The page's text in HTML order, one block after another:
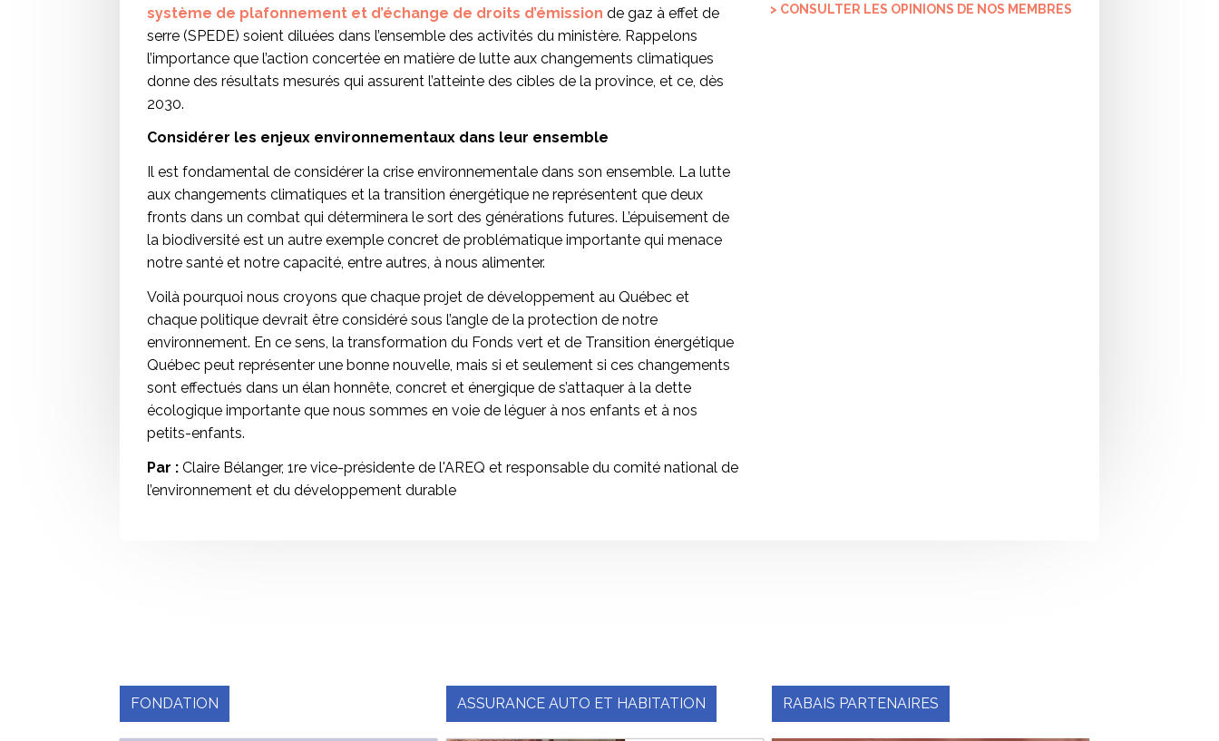
système de plafonnement et d’échange de droits d’émission de gaz à effet de
serre (SPEDE) soient diluées dans l’ensemble des activités du ministère. Rappelons
l’importance que l’action concertée en matière de lutte aux changements climatiques
donne des résultats mesurés qui assurent l’atteinte des cibles de la province, et ce, dès
2030.
Considérer les enjeux environnementaux dans leur ensemble
Il est fondamental de considérer la crise environnementale dans son ensemble. La lutte
aux changements climatiques et la transition énergétique ne représentent que deux
fronts dans un combat qui déterminera le sort des générations futures. L’épuisement de
la biodiversité est un autre exemple concret de problématique importante qui menace
notre santé et notre capacité, entre autres, à nous alimenter.
Voilà pourquoi nous croyons que chaque projet de développement au Québec et
chaque politique devrait être considéré sous l’angle de la protection de notre
environnement. En ce sens, la transformation du Fonds vert et de Transition énergétique
Québec peut représenter une bonne nouvelle, mais si et seulement si ces changements
sont effectués dans un élan honnête, concret et énergique de s’attaquer à la dette
écologique importante que nous sommes en voie de léguer à nos enfants et à nos
petits-enfants.
Par : Claire Bélanger, 1re vice-présidente de l'AREQ et responsable du comité national de
l’environnement et du développement durable
> CONSULTER LES OPINIONS DE NOS MEMBRES
FONDATION ASSURANCE AUTO ET HABITATION RABAIS PARTENAIRES